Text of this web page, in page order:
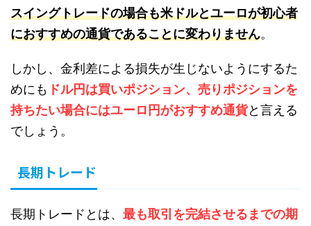
スイングトレードの場合も米ドルとユーロが初心者
におすすめの通貨であることに変わりません。
しかし、金利差による損失が生じないようにするた
めにも ドル円は買いポジション、売りポジションを
持ちたい場合にはユーロ円がおすすめ通貨と言える
でしょう。
長期トレード
長期トレードとは、 最も取引を完結させるまでの期